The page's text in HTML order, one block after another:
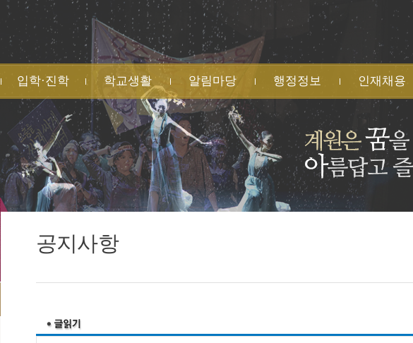
입학·진학
입학
전·편입
대학진학
학교생활
계원소식
학사일정
자유게시판
학습자료실
학생자치회
방과후학교
학교운영위원회
교목실
급식게시판
알림마당
공지사항
가정통신문
행사 안내
수상 실적
명예의 전당
각종 규정
각종 서식
민원 신청
행정정보
학교회계 예·결산
법인지원현황
학교발전기금
물품 및 공사계약
업무추진비 집행
수익자부담경비
집행
학교시설 대관
인재채용
공지사항